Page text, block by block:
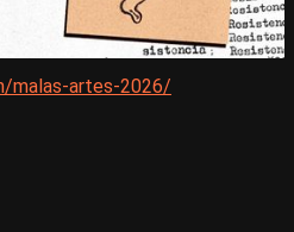
malas-artes-2026/